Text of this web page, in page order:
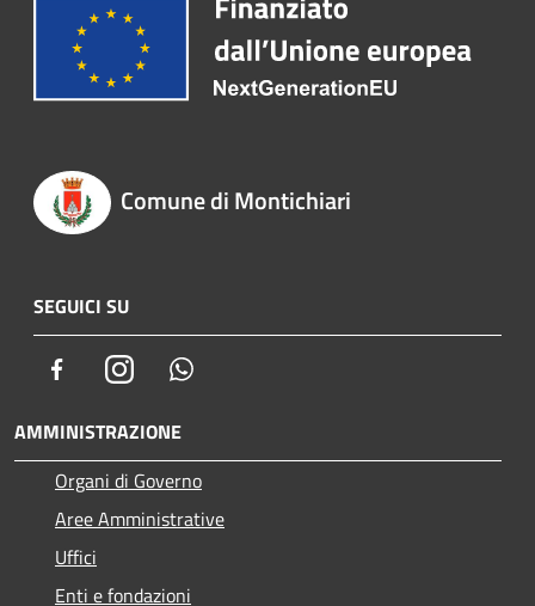
Comune di Montichiari
SEGUICI SU
FacebookInstagram
AMMINISTRAZIONE
Organi di Governo
Aree Amministrative
Uffici
Enti e fondazioni